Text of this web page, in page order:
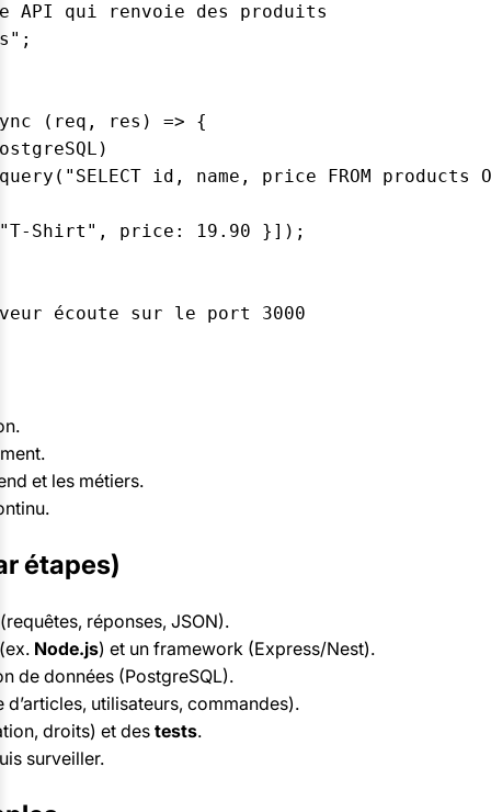
API qui renvoie des produits
(req, res) => {
id, name, price FROM products
Shirt", price: 19.90 }]);
et les métiers.
étapes)
réponses, JSON).
Node.js) et un framework (Express/Nest).
de données (PostgreSQL).
utilisateurs, commandes).
droits) et des tests.
surveiller.